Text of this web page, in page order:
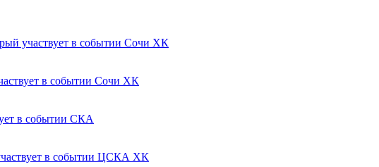
Сочи ХК
Сочи ХК
СКА
ЦСКА ХК